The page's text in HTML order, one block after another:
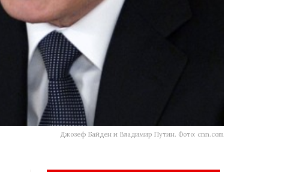
Джозеф Байден и Владимир Путин. Фото: cnn.com